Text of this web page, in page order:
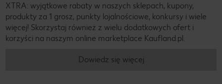
XTRA: wyjątkowe rabaty w naszych sklepach, kupony,
produkty za 1 grosz, punkty lojalnościowe, konkursy i wiele
więcej! Skorzystaj również z wielu dodatkowych ofert i
korzyści na naszym online marketplace Kaufland.pl.
Dowiedz się więcej